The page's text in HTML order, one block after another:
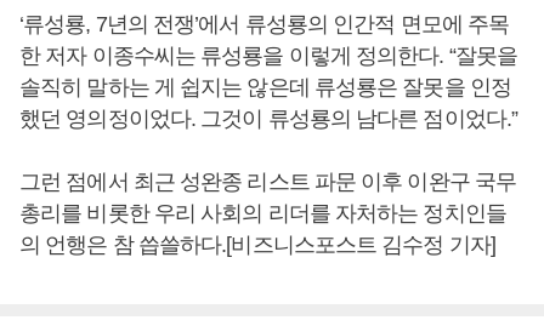
‘류성룡, 7년의 전쟁’에서 류성룡의 인간적 면모에 주목
한 저자 이종수씨는 류성룡을 이렇게 정의한다. “잘못을
솔직히 말하는 게 쉽지는 않은데 류성룡은 잘못을 인정
했던 영의정이었다. 그것이 류성룡의 남다른 점이었다.”
그런 점에서 최근 성완종 리스트 파문 이후 이완구 국무
총리를 비롯한 우리 사회의 리더를 자처하는 정치인들
의 언행은 참 씁쓸하다.[비즈니스포스트 김수정 기자]